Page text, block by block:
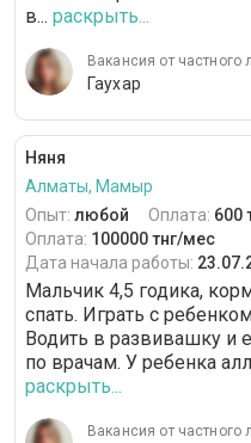
в... раскрыть...
Вакансия от частного
Гаухар
Няня
Алматы, Мамыр
Опыт: любой Оплата: 600
Оплата: 100000 тнг/мес
Дата начала работы:
Мальчик 4,5 годика,
спать. Играть с
Водить в развивашку и
по врачам. У ребенка
раскрыть...
Вакансия от частного